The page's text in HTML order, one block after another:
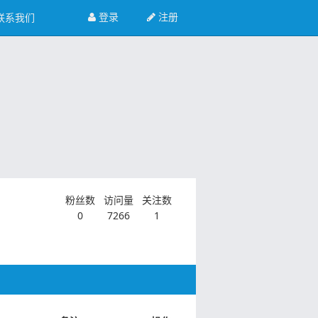
注册
登录
系我们
粉丝数
0
访问量
7266
关注数
1